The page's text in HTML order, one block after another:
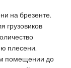
на брезенте.
грузовиков
плесени.
помещении до